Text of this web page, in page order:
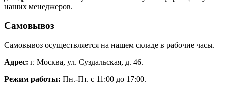
наших менеджеров.
Самовывоз
Самовывоз осуществляется на нашем складе в рабочие часы.
Адрес: г. Москва, ул. Суздальская, д. 46.
Режим работы: Пн.-Пт. с 11:00 до 17:00.